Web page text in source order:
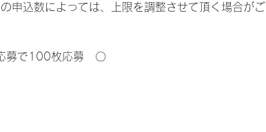
申込数によっては、上限を調整させて頂く場合がご
募で100枚応募　〇